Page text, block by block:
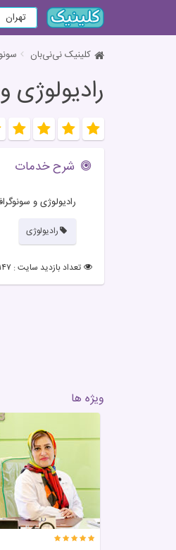
تهران
کلینیک نی‌نی‌بان
شرح خدمات
رادیولوژی و
رادیولوژی
تعداد بازدید سایت : ۴,۱۴۷
ویژه ها